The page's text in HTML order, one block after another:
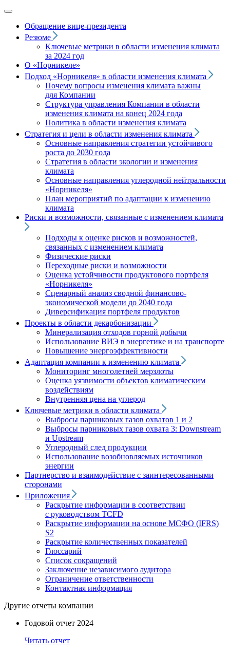
Обращение вице‑президента
Резюме
Ключевые метрики в области изменения климата
за 2024 год
О «Норникеле»
Подход «Норникеля» в области изменения климата
Почему вопросы изменения климата важны
для Компании
Структура управления Компании в области
изменения климата на конец 2024 года
Политика в области изменения климата
Стратегия и цели в области изменения климата
Основные направления стратегии устойчивого
роста до 2030 года
Стратегия в области экологии и изменения
климата
Основные направления углеродной нейтральности
«Норникеля»
План мероприятий по адаптации к изменению
климата
Риски и возможности, связанные с изменением климата
Подходы к оценке рисков и возможностей,
связанных с изменением климата
Физические риски
Переходные риски и возможности
Оценка устойчивости продуктового портфеля
«Норникеля»
Сценарный анализ сводной финансово-
экономической модели до 2040 года
Диверсификация портфеля продуктов
Проекты в области декарбонизации
Минерализация отходов горной добычи
Использование ВИЭ в энергетике и на транспорте
Повышение энергоэффективности
Адаптация компании к изменению климата
Мониторинг многолетней мерзлоты
Оценка уязвимости объектов климатическим
воздействиям
Внутренняя цена на углерод
Ключевые метрики в области климата
Выбросы парниковых газов охватов 1 и 2
Выбросы парниковых газов охвата 3: Downstream
и Upstream
Углеродный след продукции
Использование возобновляемых источников
энергии
Партнерство и взаимодействие с заинтересованными
сторонами
Приложения
Раскрытие информации в соответствии
с руководством TCFD
Раскрытие информации на основе МСФО (IFRS)
S2
Раскрытие количественных показателей
Глоссарий
Список сокращений
Заключение независимого аудитора
Ограничение ответственности
Контактная информация
Другие отчеты компании
Годовой отчет 2024
Читать отчет